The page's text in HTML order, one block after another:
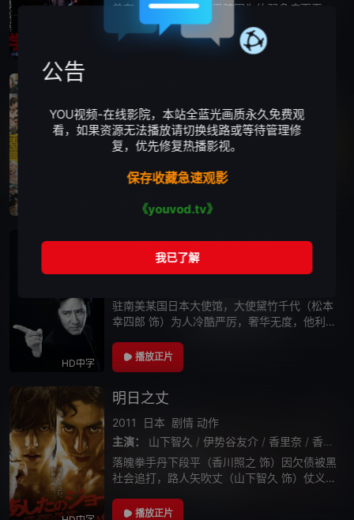
曾有一个名叫大志的男孩因为体弱多病而无法
参加学校的运动会，后来他死后亡灵便寄宿在
一面镜子中。据说之后的运动会上，如果有学
生不慎摔倒，他们将可能被大志带走。
2016 日本 悬疑 剧情
主演： 大竹忍 / 丰川悦司 / 尾野真千子
《后妻业之女》根据黑川博行的小说改
获得财富的女人为中心，反映出人类的欲望。
和她一起欺骗老人的婚姻介绍所所长由丰川悦
播放正片
HD中字
古畑任三郎 凶手是大使阁下
日本 悬疑
驻南美某国日本大使馆，大使黛竹千代（松本
幸四郎 饰）为人冷酷严厉，奢华无度，他利用
适值外务大臣即将来访的重要时刻，作为参事
的川北健（及川光博 饰）不愿再涉足
播放正片
明日之丈
2011 日本 剧情 动作
主演：
山下智久 / 伊势谷友介 / 香里奈 / 香川照之
落魄拳手丹下段平（香川照之 饰）因欠债被黑
社会追打，路人矢吹丈（山下智久 饰）仗义出
累累的孤儿矢吹丈因这次斗殴入监，段平十分
播放正片
公告
YOU视频-在线影院，本站全蓝光画质永久免费观
看，如果资源无法播放请切换线路或等待管理修
复，优先修复热播影视。
保存收藏急速观影
《youvod.tv》